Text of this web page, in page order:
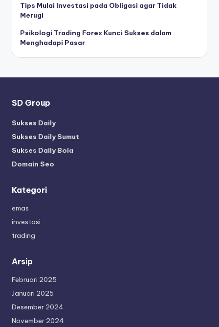
Tips Mulai Investasi pada Obligasi agar Tidak
Merugi
Psikologi Trading Forex Kunci Sukses dalam
Menghadapi Pasar
SD Group
Sukses Daily
Sukses Daily Sumut
Sukses Daily Bola
Domain Seo
Kategori
emas
investasi
trading
Arsip
Februari 2025
Januari 2025
Desember 2024
November 2024